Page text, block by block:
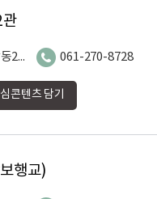
관
번화로 18 (중앙동2가) 061-270-8728
콘텐츠 담기
행교)